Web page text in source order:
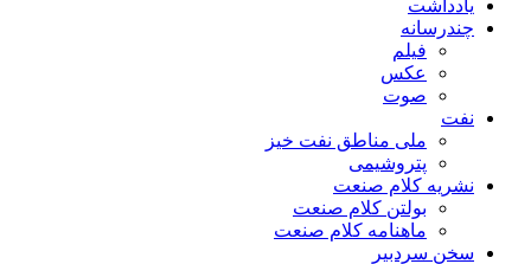
یادداشت
چندرسانه
فیلم
عکس
صوت
نفت
ملی مناطق نفت خیز
پتروشیمی
نشریه کلام صنعت
بولتن کلام صنعت
ماهنامه کلام صنعت
سخن سردبیر